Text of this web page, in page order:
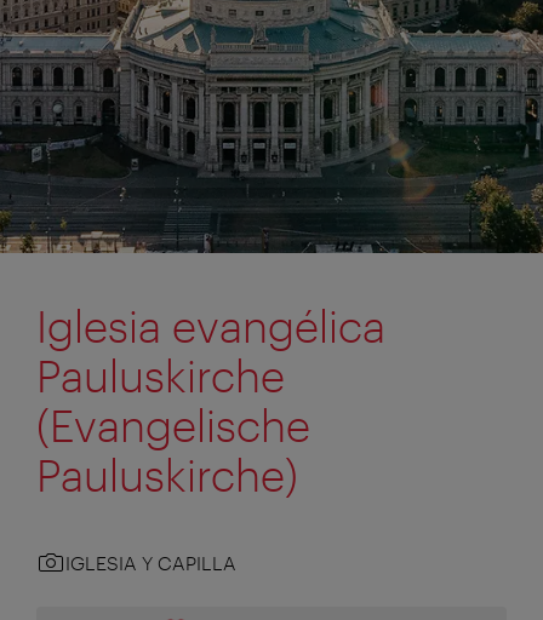
Iglesia evangélica
Pauluskirche
(Evangelische
Pauluskirche)
IGLESIA Y CAPILLA